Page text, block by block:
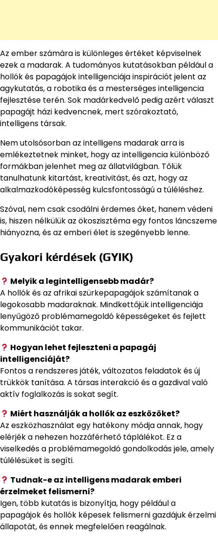
Az ember számára is különleges értéket képviselnek
ezek a madarak. A tudományos kutatásokban például a
hollók és papagájok intelligenciája inspirációt jelent az
agykutatás, a robotika és a mesterséges intelligencia
fejlesztése terén. Sok madárkedvelő pedig azért választ
papagájt házi kedvencnek, mert szórakoztató,
intelligens társak.
Nem utolsósorban az intelligens madarak arra is
emlékeztetnek minket, hogy az intelligencia különböző
formákban jelenhet meg az állatvilágban. Tőlük
tanulhatunk kitartást, kreativitást, és azt, hogy az
alkalmazkodóképesség kulcsfontosságú a túléléshez.
Szóval, nem csak csodálni érdemes őket, hanem védeni
is, hiszen nélkülük az ökoszisztéma egy fontos láncszeme
hiányozna, és az emberi élet is szegényebb lenne.
Gyakori kérdések (GYIK)
Melyik a legintelligensebb madár?
A hollók és az afrikai szürkepapagájok számítanak a
legokosabb madaraknak. Mindkettőjük intelligenciája
lenyűgöző problémamegoldó képességeket és fejlett
kommunikációt takar.
Hogyan lehet fejleszteni a papagáj
intelligenciáját?
Fontos a rendszeres játék, változatos feladatok és új
trükkök tanítása. A társas interakció és a gazdival való
aktív foglalkozás is sokat segít.
Miért használják a hollók az eszközöket?
Az eszközhasználat egy hatékony módja annak, hogy
elérjék a nehezen hozzáférhető táplálékot. Ez a
viselkedés a problémamegoldó gondolkodás jele, amely
túlélésüket is segíti.
Tudnak-e az intelligens madarak emberi
érzelmeket felismerni?
Igen, több kutatás is bizonyítja, hogy például a
papagájok és hollók képesek felismerni gazdájuk érzelmi
állapotát, és ennek megfelelően reagálnak.